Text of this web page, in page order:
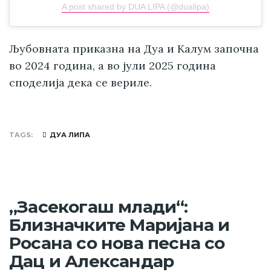
A post shared by DUA LIPA (@dualipa)
Љубовната приказна на Дуа и Калум започна
во 2024 година, а во јули 2025 година
споделија дека се вериле.
TAGS ДУА ЛИПА
„Засекогаш млади“:
Близначките Маријана и
Росана со нова песна со
Дац и Александар